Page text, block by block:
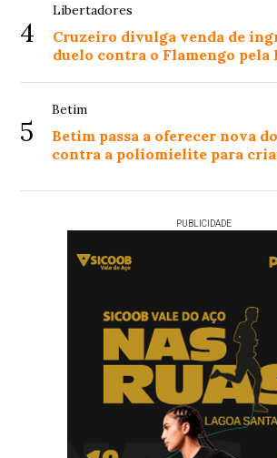
4
Libertadores
Cruzeiro divulga venda de
duelo contra o Flamengo pela
5
Betim
Betim passa a oferecer nova
contra a poliomielite para
PUBLICIDADE